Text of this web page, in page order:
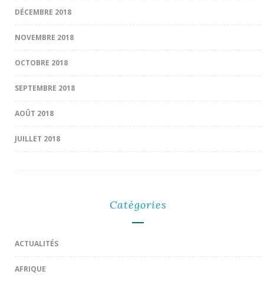
DÉCEMBRE 2018
NOVEMBRE 2018
OCTOBRE 2018
SEPTEMBRE 2018
AOÛT 2018
JUILLET 2018
Catégories
ACTUALITÉS
AFRIQUE